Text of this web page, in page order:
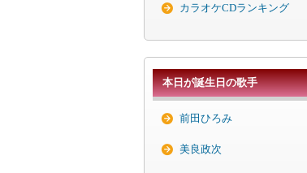
カラオケCDランキング
本日が誕生日の歌手
前田ひろみ
美良政次